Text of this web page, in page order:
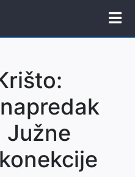
Južne